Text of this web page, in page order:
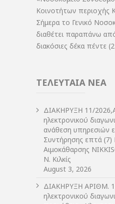
Κοινοτήτων περιοχής
Σήμερα το Γενικό
διαθέτει παραπάνω
διακόσιες δέκα πέντε
ΤΕΛΕΥΤΑΙΑ ΝΕΑ
ΔIΑΚΗΡΥΞΗ 11/
ηλεκτρονικού
ανάθεση υπηρεσιών
Συντήρησης επτά
Αιμοκάθαρσης
Ν. Κιλκίς
August 3, 2026
ΔIΑΚΗΡΥΞΗ ΑΡIΘΜ.
ηλεκτρονικού